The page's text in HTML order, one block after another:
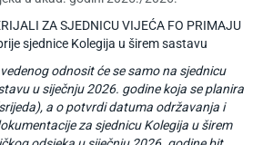
ZA SJEDNICU VIJEĆA FO PRIMAJU
sjednice Kolegija u širem sastavu
odnosit će se samo na sjednicu
u siječnju 2026. godine koja se planira
a o potvrdi datuma održavanja i
za sjednicu Kolegija u širem